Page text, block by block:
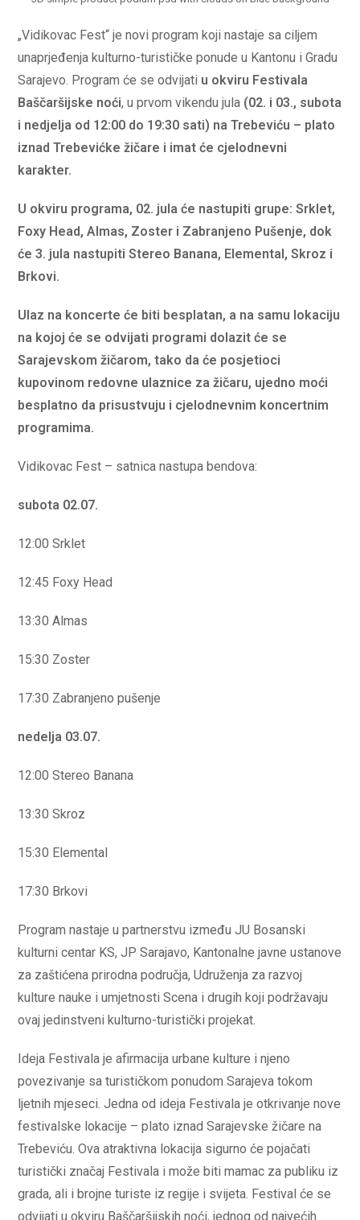
„Vidikovac Fest“ je novi program koji nastaje sa ciljem
unaprjeđenja kulturno-turističke ponude u Kantonu i Gradu
Sarajevo. Program će se odvijati u okviru Festivala
Baščaršijske noći, u prvom vikendu jula (02. i 03., subota
i nedjelja od 12:00 do 19:30 sati) na Trebeviću – plato
iznad Trebevićke žičare i imat će cjelodnevni
karakter.
U okviru programa, 02. jula će nastupiti grupe: Srklet,
Foxy Head, Almas, Zoster i Zabranjeno Pušenje, dok
će 3. jula nastupiti Stereo Banana, Elemental, Skroz i
Brkovi.
Ulaz na koncerte će biti besplatan, a na samu lokaciju
na kojoj će se odvijati programi dolazit će se
Sarajevskom žičarom, tako da će posjetioci
kupovinom redovne ulaznice za žičaru, ujedno moći
besplatno da prisustvuju i cjelodnevnim koncertnim
programima.
Vidikovac Fest – satnica nastupa bendova:
subota 02.07.
12:00 Srklet
12:45 Foxy Head
13:30 Almas
15:30 Zoster
17:30 Zabranjeno pušenje
nedelja 03.07.
12:00 Stereo Banana
13:30 Skroz
15:30 Elemental
17:30 Brkovi
Program nastaje u partnerstvu između JU Bosanski
kulturni centar KS, JP Sarajavo, Kantonalne javne ustanove
za zaštićena prirodna područja, Udruženja za razvoj
kulture nauke i umjetnosti Scena i drugih koji podržavaju
ovaj jedinstveni kulturno-turistički projekat.
Ideja Festivala je afirmacija urbane kulture i njeno
povezivanje sa turističkom ponudom Sarajeva tokom
ljetnih mjeseci. Jedna od ideja Festivala je otkrivanje nove
festivalske lokacije – plato iznad Sarajevske žičare na
Trebeviću. Ova atraktivna lokacija sigurno će pojačati
turistički značaj Festivala i može biti mamac za publiku iz
grada, ali i brojne turiste iz regije i svijeta. Festival će se
odvijati u okviru Baščaršijskih noći, jednog od najvećih